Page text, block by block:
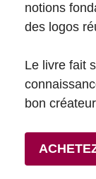
notions
des logos
Le livre fait
bon